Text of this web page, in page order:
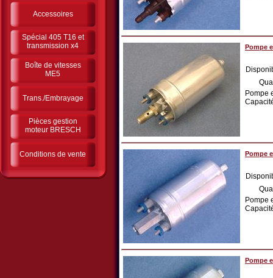
Accessoires
Spécial 405 T16 et
transmission x4
Boîte de vitesses
ME5
Trans./Embrayage
Pièces gestion
moteur BRESCH
Conditions de vente
Pompe
Pompe
Pompe
Pompe
Pompe